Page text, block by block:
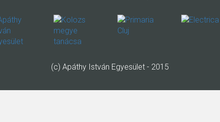
(c) Apáthy István Egyesület - 2015